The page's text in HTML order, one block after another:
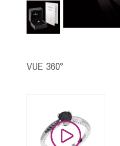
VUE 360°